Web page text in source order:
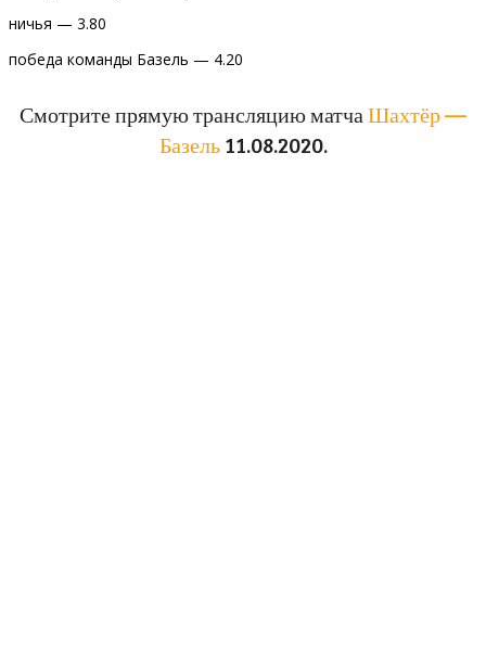
ничья — 3.80
победа команды Базель — 4.20
Смотрите прямую трансляцию матчаШахтёр —
Базель11.08.2020.